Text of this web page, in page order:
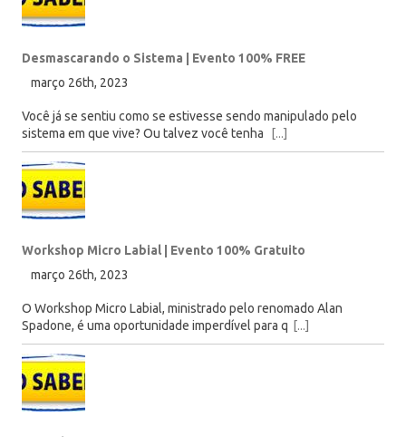
Desmascarando o Sistema | Evento 100% FREE
março 26th, 2023
Você já se sentiu como se estivesse sendo manipulado pelo
sistema em que vive? Ou talvez você tenha
[...]
Workshop Micro Labial | Evento 100% Gratuito
março 26th, 2023
O Workshop Micro Labial, ministrado pelo renomado Alan
Spadone, é uma oportunidade imperdível para q [...]